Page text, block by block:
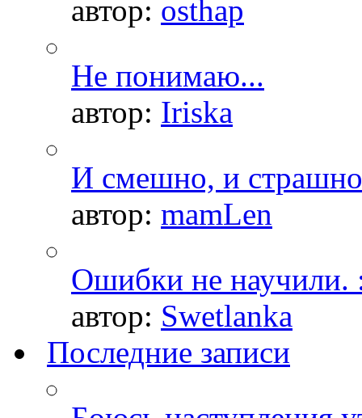
автор: osthap
Не понимаю...
автор: Iriska
И смешно, и
автор: mamLen
Ошибки не научили.
автор: Swetlanka
Последние записи